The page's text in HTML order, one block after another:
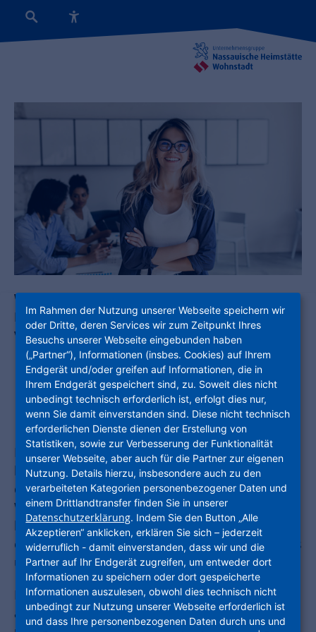
WERKSTUDENT UND PFLICHTPRAKTIKA BEI
DER NHW
Vielseitige
Praxiserfahrung in
interessanten
Fachbereichen
Du willst neben deinem Studium erste
berufliche Erfahrung sammeln und Einblicke in
die Aufgaben eines der größten
Wohnungsunternehmen bekommen? Du bist
bereit, Verantwortung zu übernehmen und
eigene Ideen einzubringen? Dann freuen wir uns
über deine Bewerbung!
Es lohnt sich auf jeden Fall bei der NHW zu
arbeiten. Wir bieten spannende Tätigkeiten in
Im Rahmen der Nutzung unserer Webseite speichern wir
oder Dritte, deren Services wir zum Zeitpunkt Ihres
Besuchs unserer Webseite eingebunden haben
(„Partner“), Informationen (insbes. Cookies) auf Ihrem
Endgerät und/oder greifen auf Informationen, die in
Ihrem Endgerät gespeichert sind, zu. Soweit dies nicht
unbedingt technisch erforderlich ist, erfolgt dies nur,
wenn Sie damit einverstanden sind. Diese nicht technisch
erforderlichen Dienste dienen der Erstellung von
Statistiken, sowie zur Verbesserung der Funktionalität
unserer Webseite, aber auch für die Partner zur eigenen
Nutzung. Details hierzu, insbesondere auch zu den
verarbeiteten Kategorien personenbezogener Daten und
einem Drittlandtransfer finden Sie in unserer
Datenschutzerklärung. Indem Sie den Button „Alle
Akzeptieren“ anklicken, erklären Sie sich – jederzeit
widerruflich - damit einverstanden, dass wir und die
Partner auf Ihr Endgerät zugreifen, um entweder dort
Informationen zu speichern oder dort gespeicherte
Informationen auszulesen, obwohl dies technisch nicht
unbedingt zur Nutzung unserer Webseite erforderlich ist
und dass Ihre personenbezogenen Daten durch uns und